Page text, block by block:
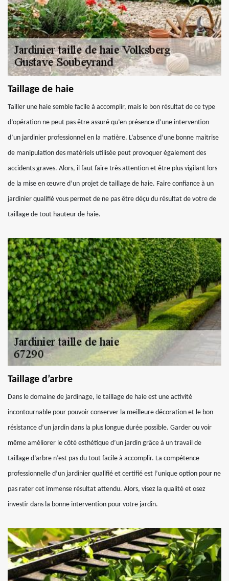
Taillage de haie
Tailler une haie semble facile à accomplir, mais le bon résultat de ce type
d’opération ne peut pas être assuré qu’en présence d’une intervention
d’un jardinier professionnel en la matière. L’absence d’une bonne maitrise
de manipulation des matériels utilisée peut provoquer également des
accidents graves. Alors, il faut faire très attention et être plus vigilant lors
de la mise en œuvre d’un projet de taillage de haie. Faire confiance à un
jardinier qualifié vous permet de ne pas être déçu du résultat de votre de
taillage de tout hauteur de haie.
Taillage d’arbre
Dans le domaine de jardinage, le taillage de haie est une activité
incontournable pour pouvoir conserver la meilleure décoration et le bon
résistance d’un jardin dans la plus longue durée possible. Garder ou voir
même améliorer le côté esthétique d’un jardin grâce à un travail de
taillage d’arbre n’est pas du tout facile à accomplir. La compétence
professionnelle d’un jardinier qualifié et certifié est l’unique option pour ne
pas rater cet immense résultat attendu. Alors, visez la qualité et osez
investir dans la bonne intervention pour votre jardin.